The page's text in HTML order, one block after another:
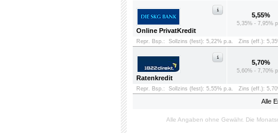
Alle
Online PrivatKredit
5,55%
5,35% - 7,95%
Repr. Bsp.: Sollzins (fest): 5,22% p.a. Zins (eff.):
Ratenkredit
5,70%
5,60% - 7,70%
Repr. Bsp.: Sollzins (fest): 5,55% p.a. Zins (eff.):
Alle Angaben ohne Gewähr. Die